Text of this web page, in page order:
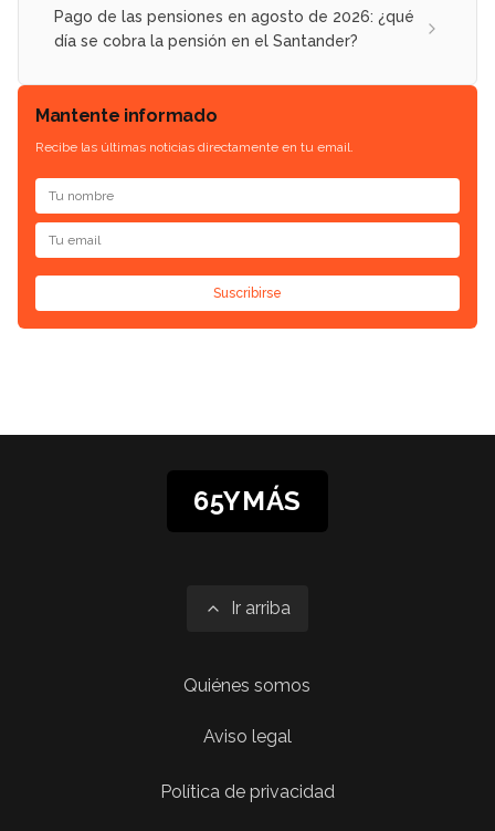
Pago de las pensiones en agosto de 2026: ¿qué
día se cobra la pensión en el Santander?
Mantente informado
Recibe las últimas noticias directamente en tu email.
Suscribirse
65YMÁS
Ir arriba
Quiénes somos
Aviso legal
Política de privacidad